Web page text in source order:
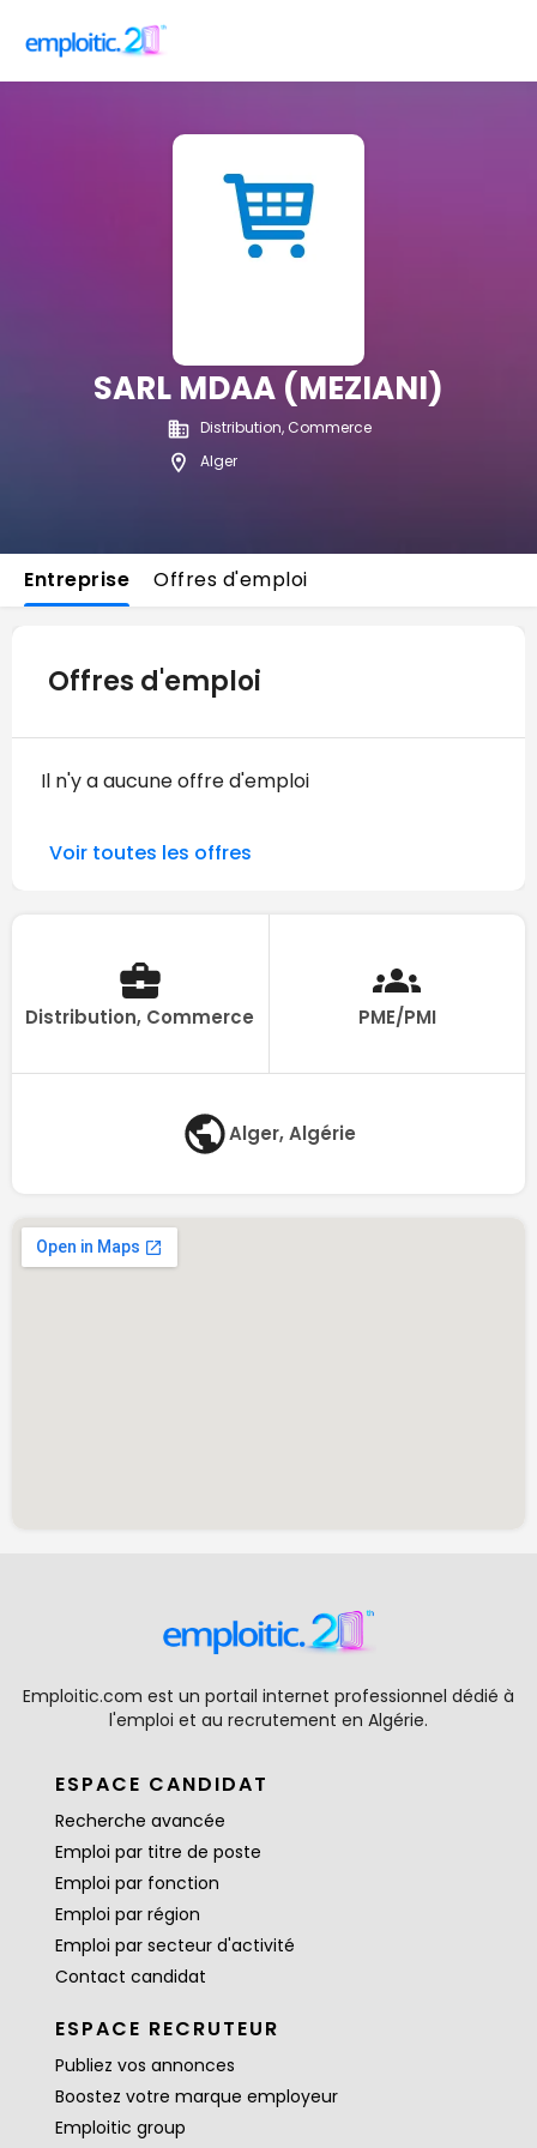
SARL MDAA (MEZIANI)
Distribution, Commerce
Alger
Entreprise Offres d'emploi
Offres d'emploi
Il n'y a aucune offre d'emploi
Voir toutes les offres
Distribution, Commerce PME/PMI
Alger, Algérie
Emploitic.com est un portail internet professionnel dédié à
l'emploi et au recrutement en Algérie.
ESPACE CANDIDAT
Recherche avancée
Emploi par titre de poste
Emploi par fonction
Emploi par région
Emploi par secteur d'activité
Contact candidat
ESPACE RECRUTEUR
Publiez vos annonces
Boostez votre marque employeur
Emploitic group